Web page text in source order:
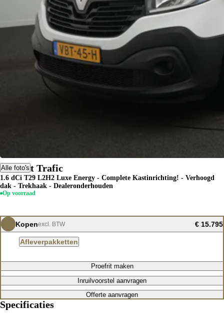
Alle foto's
Renault Trafic
1.6 dCi T29 L2H2 Luxe Energy - Complete Kastinrichting! - Verhoogd
dak - Trekhaak - Dealeronderhouden
Op voorraad
Kopenexcl. BTW € 15.795
Afleverpakketten
Proefrit maken
Inruilvoorstel aanvragen
Offerte aanvragen
Specificaties